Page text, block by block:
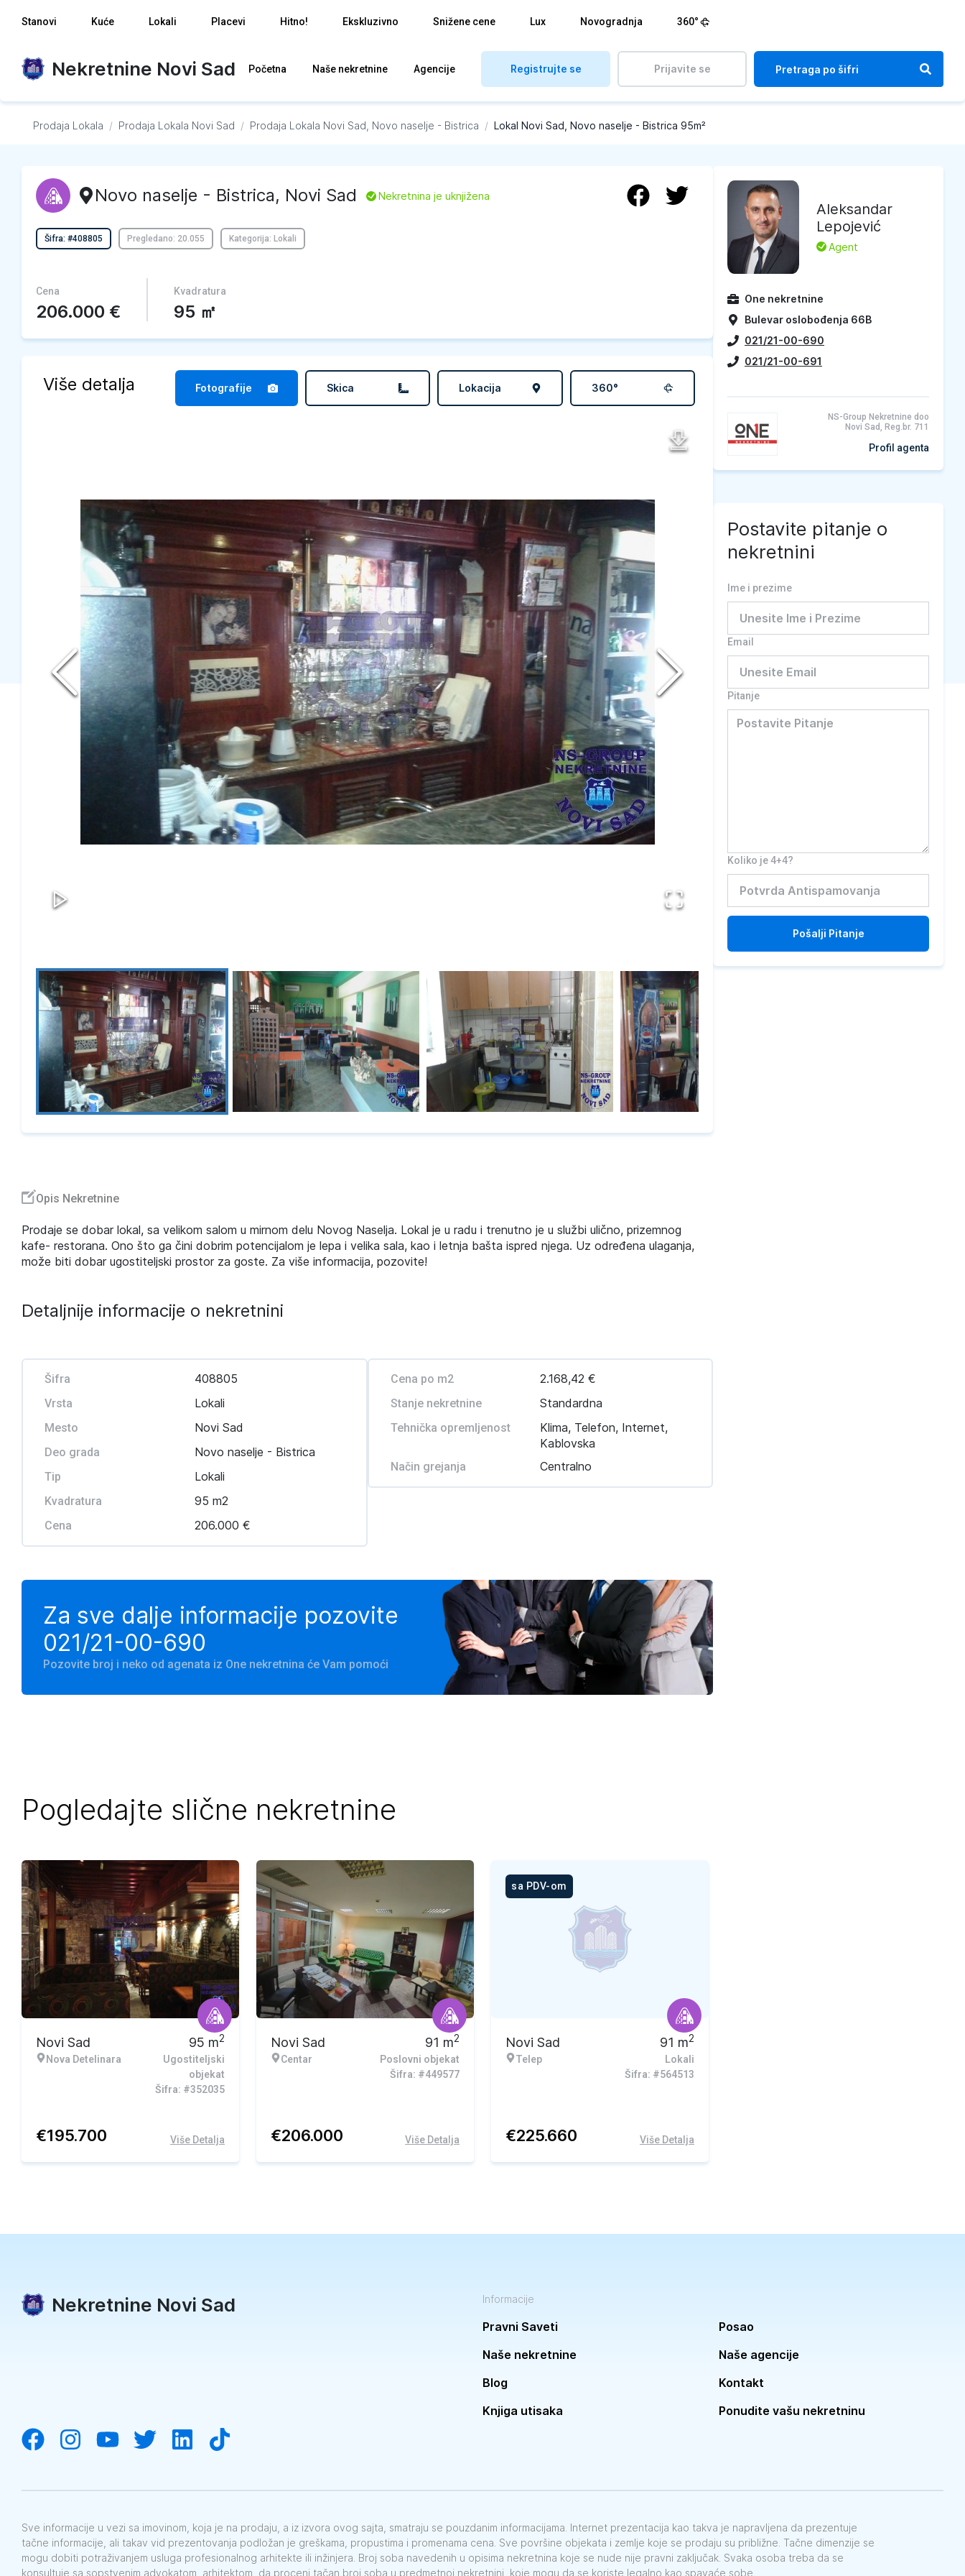
Stanovi Kuće Lokali Placevi Hitno! Ekskluzivno Snižene cene Lux Novogradnja 360°
Nekretnine Novi Sad Početna Naše nekretnine Agencije Registrujte se Prijavite se
Prodaja Lokala / Prodaja Lokala Novi Sad / Prodaja Lokala Novi Sad, Novo naselje - Bistrica / Lokal Novi Sad, Novo naselje - Bistrica 95m²
Novo naselje - Bistrica, Novi Sad L Nekretnina je uknjižena
Šifra: #408805 Pregledano: 20.055 Kategorija: Lokali
Cena
206.000 €
Kvadratura
95 ㎡
Više detalja Fotografije Skica Lokacija 360°
Opis Nekretnine
Prodaje se dobar lokal, sa velikom salom u mirnom delu Novog Naselja. Lokal je u radu i trenutno je u službi ulično, prizemnog
kafe- restorana. Ono što ga čini dobrim potencijalom je lepa i velika sala, kao i letnja bašta ispred njega. Uz određena ulaganja,
može biti dobar ugostiteljski prostor za goste. Za više informacija, pozovite!
Detaljnije informacije o nekretnini
Šifra 408805
Vrsta Lokali
Mesto Novi Sad
Deo grada Novo naselje - Bistrica
Tip Lokali
Kvadratura 95 m2
Cena 206.000 €
Cena po m2 2.168,42 €
Stanje nekretnine Standardna
Tehnička opremljenost
Klima, Telefon, Internet,
Kablovska
Način grejanja Centralno
Za sve dalje informacije pozovite
021/21-00-690
Pozovite broj i neko od agenata iz One nekretnina će Vam pomoći
Aleksandar
Lepojević
L Agent
One nekretnine
Bulevar oslobođenja 66B
021/21-00-690
021/21-00-691
NS-Group Nekretnine doo
Novi Sad, Reg.br. 711
Profil agenta
Postavite pitanje o
nekretnini
Ime i prezime
Email
Pitanje
Koliko je 4+4?
Pošalji Pitanje
Pogledajte slične nekretnine
Novi Sad
Nova Detelinara
95 m2
Ugostiteljski
objekat
Šifra: #352035
€195.700 Više Detalja
Novi Sad
Centar
91 m2
Poslovni objekat
Šifra: #449577
€206.000 Više Detalja
sa PDV-om
Novi Sad
Telep
91 m2
Lokali
Šifra: #564513
€225.660 Više Detalja
Nekretnine Novi Sad Informacije
Pravni Saveti
Posao
Naše nekretnine
Naše agencije
Blog
Kontakt
Knjiga utisaka
Ponudite vašu nekretninu
Sve informacije u vezi sa imovinom, koja je na prodaju, a iz izvora ovog sajta, smatraju se pouzdanim informacijama. Internet prezentacija kao takva je napravljena da prezentuje
tačne informacije, ali takav vid prezentovanja podložan je greškama, propustima i promenama cena. Sve površine objekata i zemlje koje se prodaju su približne. Tačne dimenzije se
mogu dobiti potraživanjem usluga profesionalnog arhitekte ili inžinjera. Broj soba navedenih u opisima nekretnina koje se nude nije pravni zaključak. Svaka osoba treba da se
konsultuje sa sopstvenim advokatom, arhitektom, da proceni tačan broj soba u predmetnoj nekretnini, koje mogu da se koriste legalno kao spavaće sobe.